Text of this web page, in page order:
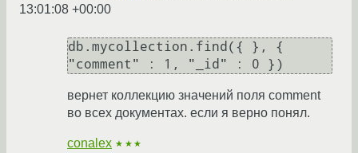
13:01:08 +00:00
db.mycollection.find({ }, {
"comment" : 1, "_id" : 0 })
вернет коллекцию значений поля comment
во всех документах. если я верно понял.
conalex ★★★